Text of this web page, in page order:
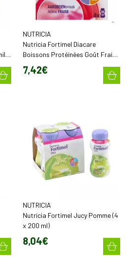
NUTRICIA
Nutricia Fortimel Diacare
Boissons Protéinées Goût Fraise
(4 x 200 ml)
7,42€
NUTRICIA
Nutricia Fortimel Jucy Pomme (4
x 200 ml)
8,04€